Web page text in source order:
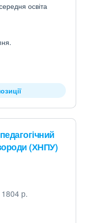
освіта
(ХНПУ)
р.